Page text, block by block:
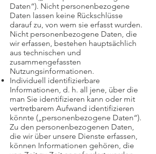
Daten“). Nicht personenbezogene
Daten lassen keine Rückschlüsse
darauf zu, von wem sie erfasst wurden.
Nicht personenbezogene Daten, die
wir erfassen, bestehen hauptsächlich
aus technischen und
zusammengefassten
Nutzungsinformationen.
Individuell identifizierbare
Informationen, d. h. all jene, über die
man Sie identifizieren kann oder mit
vertretbarem Aufwand identifizieren
könnte („personenbezogene Daten“).
Zu den personenbezogenen Daten,
die wir über unsere Dienste erfassen,
können Informationen gehören, die